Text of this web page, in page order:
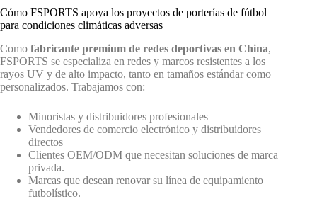
Cómo FSPORTS apoya los proyectos de porterías de fútbol
para condiciones climáticas adversas
Como fabricante premium de redes deportivas en China,
FSPORTS se especializa en redes y marcos resistentes a los
rayos UV y de alto impacto, tanto en tamaños estándar como
personalizados. Trabajamos con:
Minoristas y distribuidores profesionales
Vendedores de comercio electrónico y distribuidores
directos
Clientes OEM/ODM que necesitan soluciones de marca
privada.
Marcas que desean renovar su línea de equipamiento
futbolístico.